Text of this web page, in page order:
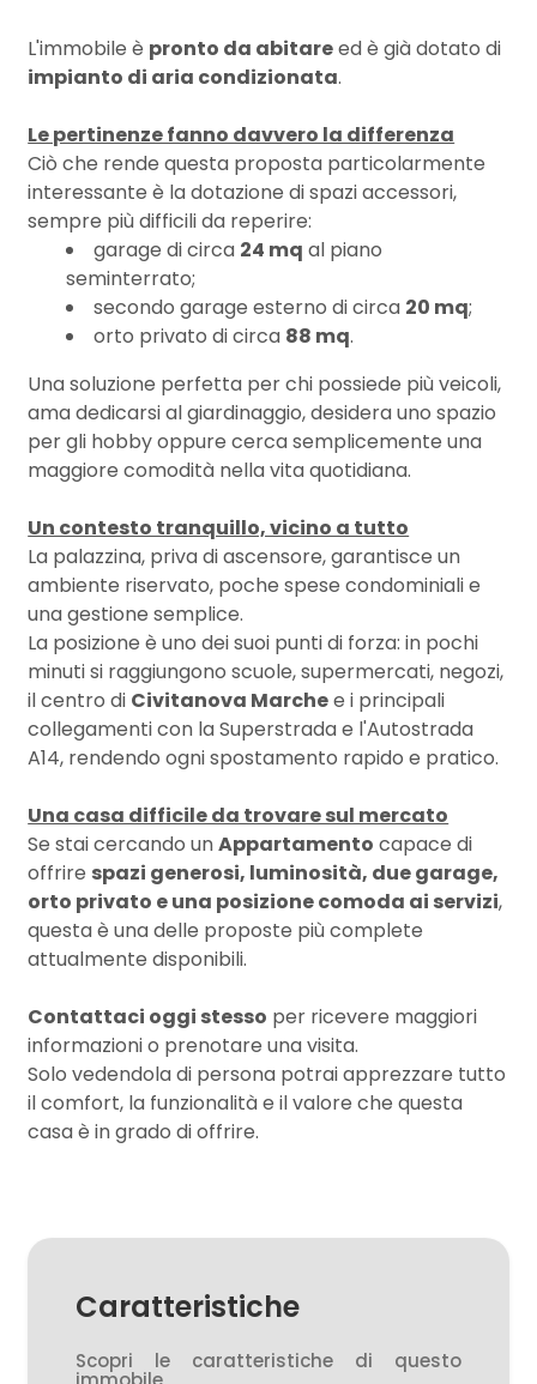
L'immobile è pronto da abitareed è già dotato di
impianto di aria condizionata.
Le pertinenze fanno davvero la differenza
Ciò che rende questa proposta particolarmente
interessante è la dotazione di spazi accessori,
sempre più difficili da reperire:
garage di circa 24 mq al piano
seminterrato;
secondo garage esterno di circa 20 mq;
orto privato di circa 88 mq.
Una soluzione perfetta per chi possiede più veicoli,
ama dedicarsi al giardinaggio, desidera uno spazio
per gli hobby oppure cerca semplicemente una
maggiore comodità nella vita quotidiana.
Un contesto tranquillo, vicino a tutto
La palazzina, priva di ascensore, garantisce un
ambiente riservato, poche spese condominiali e
una gestione semplice.
La posizione è uno dei suoi punti di forza: in pochi
minuti si raggiungono scuole, supermercati, negozi,
il centro di Civitanova Marchee i principali
collegamenti con la Superstrada e l'Autostrada
A14, rendendo ogni spostamento rapido e pratico.
Una casa difficile da trovare sul mercato
Se stai cercando unAppartamento capace di
offrire spazi generosi, luminosità, due garage,
orto privato e una posizione comoda ai servizi,
questa è una delle proposte più complete
attualmente disponibili.
Contattaci oggi stesso per ricevere maggiori
informazioni o prenotare una visita.
Solo vedendola di persona potrai apprezzare tutto
il comfort, la funzionalità e il valore che questa
casa è in grado di offrire.
Caratteristiche
Scopri le caratteristiche di questo
Bagni
Qualsiasi
3
4
5+
Camere
minime
Qualsiasi
1
2
4
5
opzioni
multiscelta